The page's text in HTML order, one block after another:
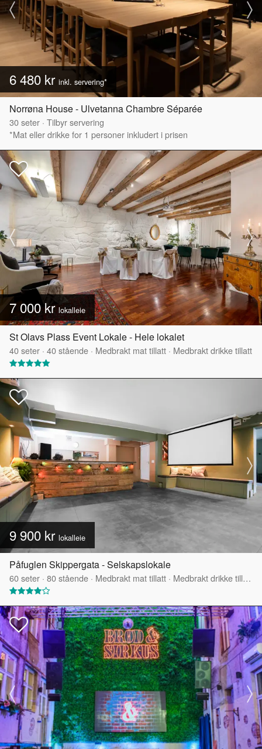
6 480 kr inkl. servering*
Norrøna House - Ulvetanna Chambre Séparée
30seter · Tilbyr servering
*Mat eller drikke for 1 personer inkludert i prisen
7 000 krlokalleie
St Olavs Plass Event Lokale - Hele lokalet
40seter · 40stående · Medbrakt mat tillatt · Medbrakt drikke tillatt
9 900 kr lokalleie
Påfuglen Skippergata - Selskapslokale
60seter · 80stående · Medbrakt mat tillatt · Medbrakt drikke tillatt